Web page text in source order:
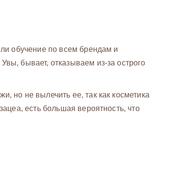
обучение по всем брендам и
бывает, отказываем из-за острого
но не вылечить ее, так как косметика
есть большая вероятность, что